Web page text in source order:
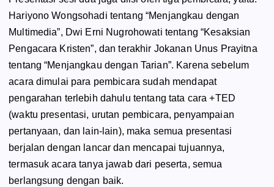
Hariyono Wongsohadi tentang “Menjangkau dengan
Multimedia”, Dwi Erni Nugrohowati tentang “Kesaksian
Pengacara Kristen”, dan terakhir Jokanan Unus Prayitna
tentang “Menjangkau dengan Tarian”. Karena sebelum
acara dimulai para pembicara sudah mendapat
pengarahan terlebih dahulu tentang tata cara +TED
(waktu presentasi, urutan pembicara, penyampaian
pertanyaan, dan lain-lain), maka semua presentasi
berjalan dengan lancar dan mencapai tujuannya,
termasuk acara tanya jawab dari peserta, semua
berlangsung dengan baik.